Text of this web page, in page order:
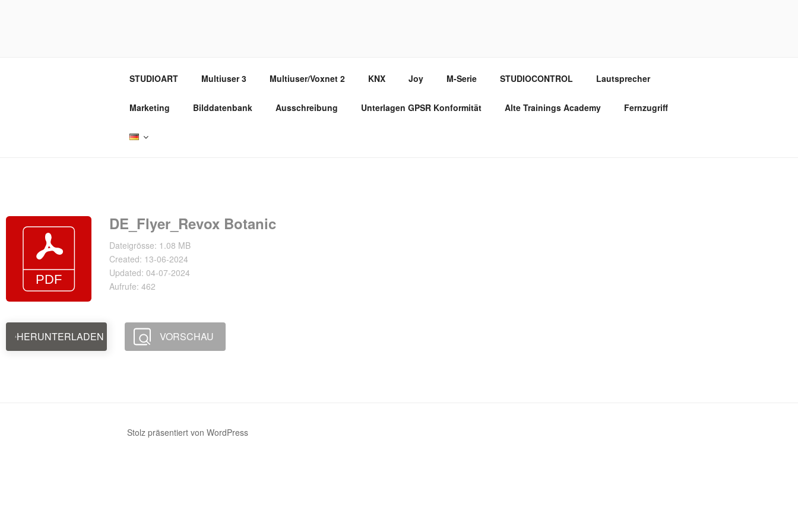
STUDIOART Multiuser 3 Multiuser/Voxnet 2 KNX Joy M-Serie STUDIOCONTROL Lautsprecher
Marketing Bilddatenbank Ausschreibung Unterlagen GPSR Konformität Alte Trainings Academy Fernzugriff
DE_Flyer_Revox Botanic
Dateigrösse: 1.08 MB
Created: 13-06-2024
Updated: 04-07-2024
Aufrufe: 462
HERUNTERLADEN VORSCHAU
Stolz präsentiert von WordPress